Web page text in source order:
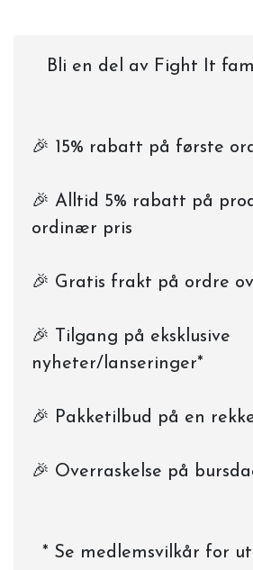
Bli en del av Fight It
🎉 15% rabatt på første
🎉 Alltid 5% rabatt på
ordinær pris
🎉 Gratis frakt på ordre
🎉 Tilgang på eksklusive
nyheter/lanseringer*
🎉 Pakketilbud på en
🎉 Overraskelse på
* Se medlemsvilkår for